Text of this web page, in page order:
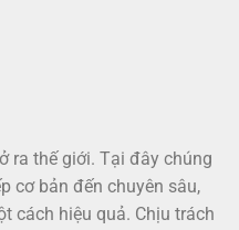
ra thế giới. Tại đây chúng
cơ bản đến chuyên sâu,
cách hiệu quả. Chịu trách